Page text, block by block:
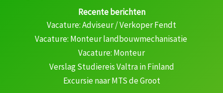
Recente berichten
Vacature: Adviseur / Verkoper Fendt
Vacature: Monteur landbouwmechanisatie
Vacature: Monteur
Verslag Studiereis Valtra in Finland
Excursie naar MTS de Groot